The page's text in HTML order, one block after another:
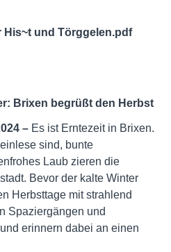
His~t und Törggelen.pdf
Brixen begrüßt den Herbst
– Es ist Erntezeit in Brixen.
sind, bunte
Laub zieren die
Bevor der kalte Winter
Herbsttage mit strahlend
Spaziergängen und
erinnern dabei an einen